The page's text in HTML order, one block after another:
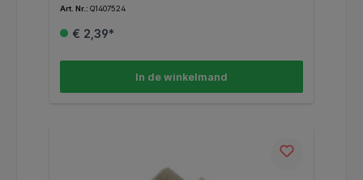
composteerbare zakken met een inhoud 20ltr
waarna de afvalzak zich vanzelf zal composteren. De
Art. Nr.: Q1407524
€ 2,39*
In de winkelmand